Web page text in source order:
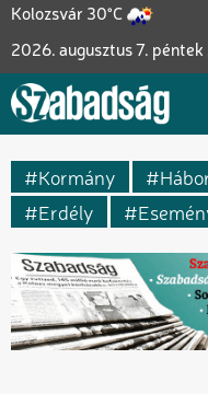
Ugrás
tartalomra
Kolozsvár 30°C
2026. augusztus 7.
Kormány
Erdély